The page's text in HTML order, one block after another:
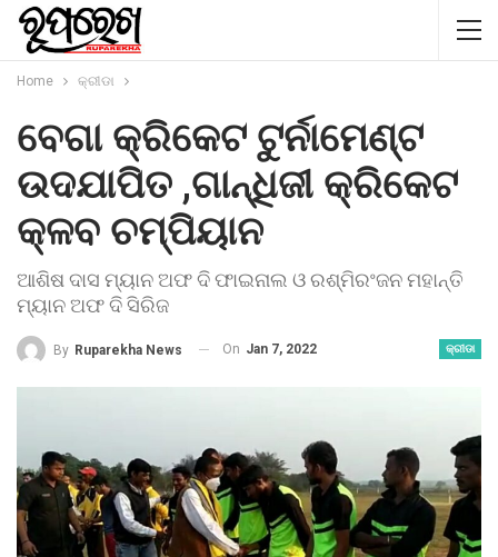
Home କ୍ରୀଡା
ବେଗା କ୍ରିକେଟ ଟୁର୍ନାମେଣ୍ଟ
ଉଦଯାପିତ ,ଗାନ୍ଧିଜୀ କ୍ରିକେଟ
କ୍ଳବ ଚମ୍ପିୟାନ
ଆଶିଷ ଦାସ ମ୍ୟାନ ଅଫ ଦି ଫାଇନାଲ ଓ ରଶ୍ମିରଂଜନ ମହାନ୍ତି
ମ୍ୟାନ ଅଫ ଦି ସିରିଜ
କ୍ରୀଡା
By Ruparekha News On Jan 7, 2022